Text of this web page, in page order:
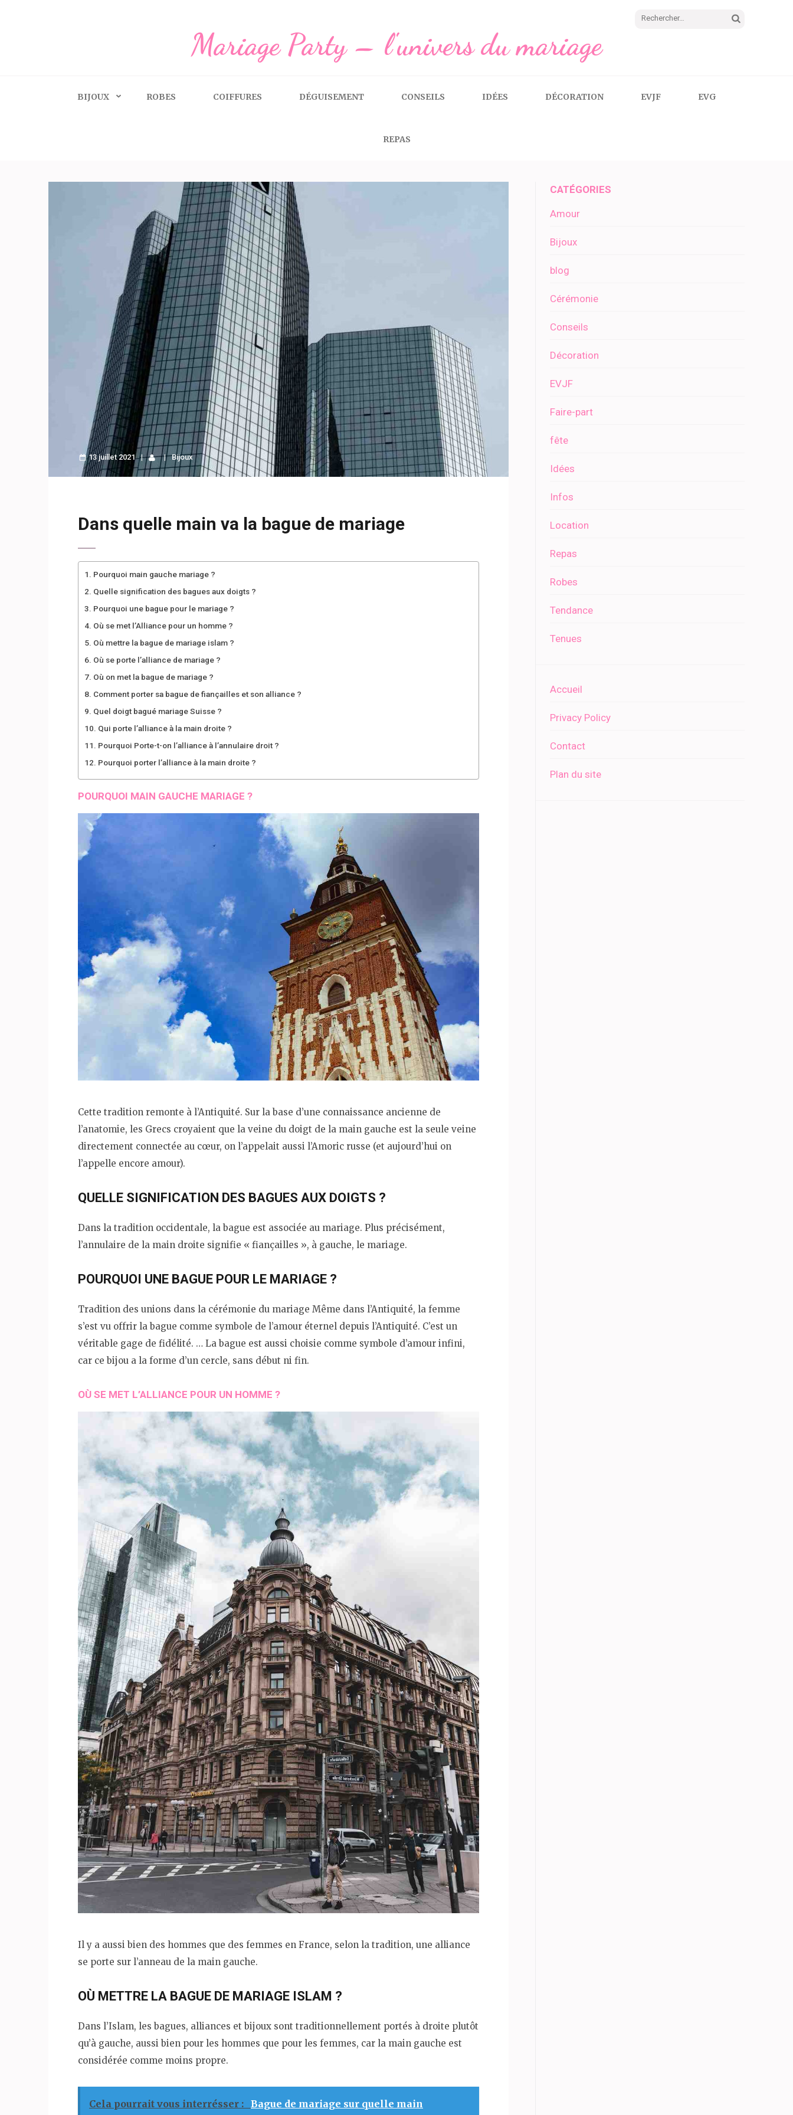
Rechercher :
Mariage Party – l'univers du mariage
BIJOUX ROBES COIFFURES DÉGUISEMENT CONSEILS IDÉES DÉCORATION EVJF EVG
REPAS
13 juillet 2021 Bijoux
Dans quelle main va la bague de mariage
Pourquoi main gauche mariage ?
Quelle signification des bagues aux doigts ?
Pourquoi une bague pour le mariage ?
Où se met l’Alliance pour un homme ?
Où mettre la bague de mariage islam ?
Où se porte l’alliance de mariage ?
Où on met la bague de mariage ?
Comment porter sa bague de fiançailles et son alliance ?
Quel doigt bagué mariage Suisse ?
Qui porte l’alliance à la main droite ?
Pourquoi Porte-t-on l’alliance à l’annulaire droit ?
Pourquoi porter l’alliance à la main droite ?
POURQUOI MAIN GAUCHE MARIAGE ?
Cette tradition remonte à l’Antiquité. Sur la base d’une connaissance ancienne de
l’anatomie, les Grecs croyaient que la veine du doigt de la main gauche est la seule veine
directement connectée au cœur, on l’appelait aussi l’Amoric russe (et aujourd’hui on
l’appelle encore amour).
QUELLE SIGNIFICATION DES BAGUES AUX DOIGTS ?
Dans la tradition occidentale, la bague est associée au mariage. Plus précisément,
l’annulaire de la main droite signifie « fiançailles », à gauche, le mariage.
POURQUOI UNE BAGUE POUR LE MARIAGE ?
Tradition des unions dans la cérémonie du mariage Même dans l’Antiquité, la femme
s’est vu offrir la bague comme symbole de l’amour éternel depuis l’Antiquité. C’est un
véritable gage de fidélité. … La bague est aussi choisie comme symbole d’amour infini,
car ce bijou a la forme d’un cercle, sans début ni fin.
OÙ SE MET L’ALLIANCE POUR UN HOMME ?
Il y a aussi bien des hommes que des femmes en France, selon la tradition, une alliance
se porte sur l’anneau de la main gauche.
OÙ METTRE LA BAGUE DE MARIAGE ISLAM ?
Dans l’Islam, les bagues, alliances et bijoux sont traditionnellement portés à droite plutôt
qu’à gauche, aussi bien pour les hommes que pour les femmes, car la main gauche est
considérée comme moins propre.
Cela pourrait vous interrésser : Bague de mariage sur quelle main
CATÉGORIES
Amour
Bijoux
blog
Cérémonie
Conseils
Décoration
EVJF
Faire-part
fête
Idées
Infos
Location
Repas
Robes
Tendance
Tenues
Accueil
Privacy Policy
Contact
Plan du site